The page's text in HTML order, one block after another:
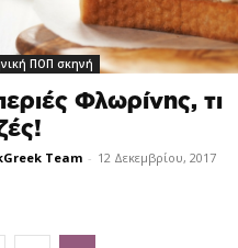
ΠΟΠ σκηνή
Φλωρίνης, τι
Team - 12 Δεκεμβρίου, 2017